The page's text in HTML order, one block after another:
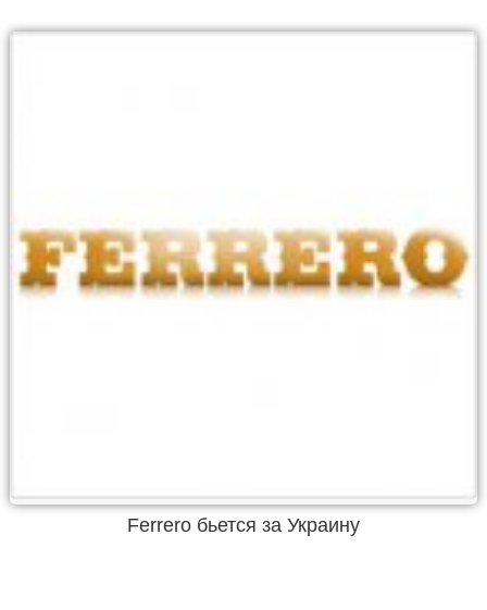
Ferrero бьется за Украину